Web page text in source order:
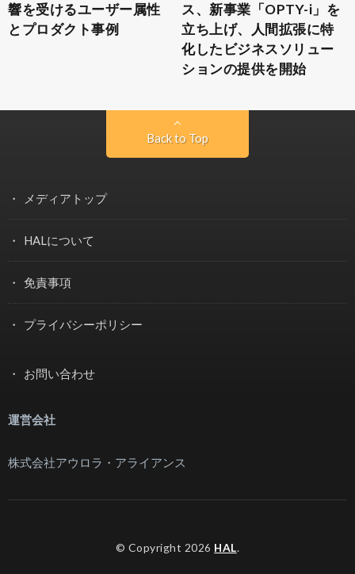
響を受けるユーザー属性
とプロダクト事例
ス、新事業「OPTY-i」を
立ち上げ、人間拡張に特
化したビジネスソリュー
ションの提供を開始
Back to Top
メディアトップ
HALについて
免責事項
プライバシーポリシー
お問い合わせ
運営会社
株式会社アウロラ・アライアンス
© Copyright 2026 HAL.